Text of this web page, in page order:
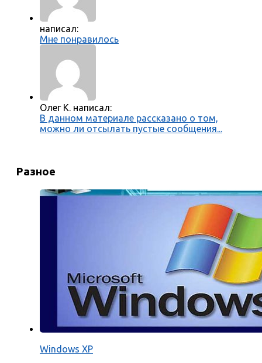
написал:
Мне понравилось
Олег К. написал:
В данном материале рассказано о том,
можно ли отсылать пустые сообщения...
Разное
Windows XP